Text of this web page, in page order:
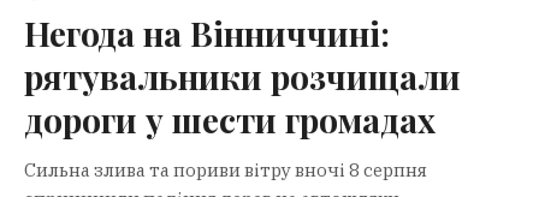
Негода на Вінниччині:
рятувальники розчищали
дороги у шести громадах
Сильна злива та пориви вітру вночі 8 серпня